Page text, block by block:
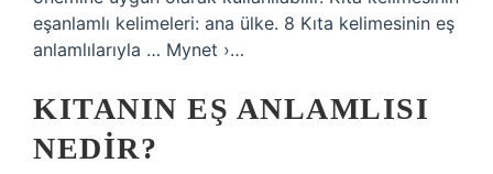
eşanlamlı kelimeleri: ana ülke. 8 Kıta kelimesinin eş
anlamlılarıyla … Mynet ›…
KITANIN EŞ ANLAMLISI
NEDIR?